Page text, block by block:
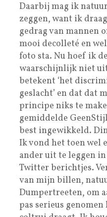
Daarbij mag ik
zeggen, want ik
gedrag van mannen
mooi decolleté en
foto sta. Nu hoef ik
waarschijnlijk niet
betekent ‘het
geslacht’ en dat dat
principe niks te
gemiddelde
best ingewikkeld.
Ik vond het toen wel
ander uit te leggen
Twitter berichtjes.
van mijn billen,
Dumpertreeten, om
pas serieus